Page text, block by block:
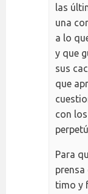
las
una
a lo
y que
sus
que
con
Para
prensa
timo y